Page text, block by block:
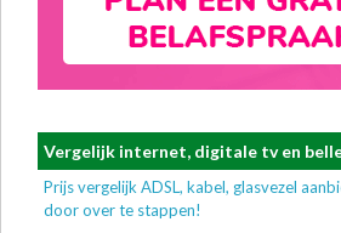
Vergelijk internet, digitale tv en
Prijs vergelijk ADSL, kabel, glasvezel
door over te stappen!